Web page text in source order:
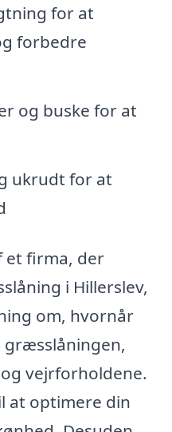
for at
forbedre
og buske for at
ukrudt for at
et firma, der
i Hillerslev,
om, hvornår
vejrforholdene.
at optimere din